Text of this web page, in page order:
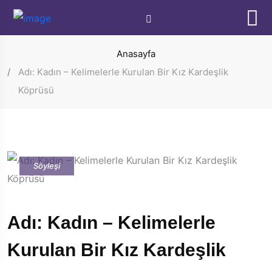
Anasayfa
Adı: Kadın – Kelimelerle Kurulan Bir Kız Kardeşlik
Köprüsü
Söyleşi
Adı: Kadın – Kelimelerle
Kurulan Bir Kız Kardeşlik